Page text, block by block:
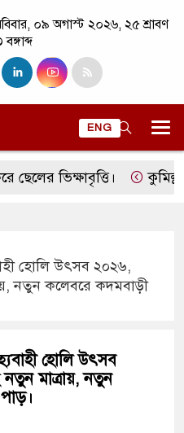
০৯ অগাস্ট ২০২৬, ২৫ শ্রাবণ
ENG
কুমিল্লার
হোলি উৎসব ২০২৬,
নতুন কলেবরে কদমবাড়ী
হোলি উৎসব
মাত্রায়, নতুন